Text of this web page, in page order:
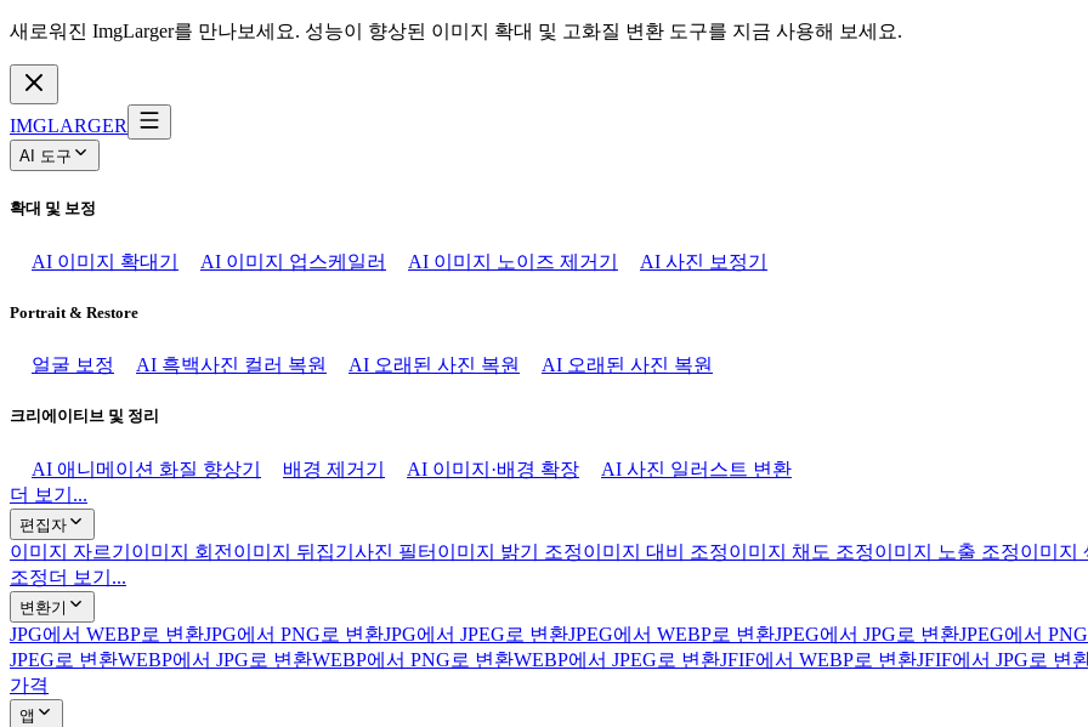
새로워진 ImgLarger를 만나보세요. 성능이 향상된 이미지 확대 및 고화질 변환 도구를 지금 사용해 보세요.
IMGLARGER
AI 도구
확대 및 보정
AI 이미지 확대기 AI 이미지 업스케일러 AI 이미지 노이즈 제거기 AI 사진 보정기
Portrait & Restore
얼굴 보정 AI 흑백사진 컬러 복원 AI 오래된 사진 복원 AI 오래된 사진 복원
크리에이티브 및 정리
AI 애니메이션 화질 향상기 배경 제거기 AI 이미지·배경 확장
AI 사진 일러스트 변환
더 보기...
편집자
이미지 자르기 이미지 회전 이미지 뒤집기 사진 필터 이미지 밝기 조정이미지 대비 조정이미지 채도 조정이미지 노출 조정이미지
조정더 보기...
변환기
JPG에서 WEBP로 변환JPG에서 PNG로 변환JPG에서 JPEG로 변환JPEG에서 WEBP로 변환JPEG에서 JPG로 변환JPEG에서
JPEG로 변환WEBP에서 JPG로 변환WEBP에서 PNG로 변환WEBP에서 JPEG로 변환JFIF에서 WEBP로 변환JFIF에서 JPG로 변
가격
앱